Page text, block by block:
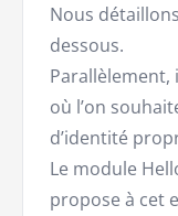
Nous
dessous.
Parallèlement,
où l’on
d’identité
Le module
propose à cet